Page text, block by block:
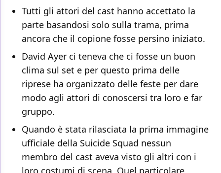
Tutti gli attori del cast hanno accettato la
parte basandosi solo sulla trama, prima
ancora che il copione fosse persino iniziato.
David Ayer ci teneva che ci fosse un buon
clima sul set e per questo prima delle
riprese ha organizzato delle feste per dare
modo agli attori di conoscersi tra loro e far
gruppo.
Quando è stata rilasciata la prima immagine
ufficiale della Suicide Squad nessun
membro del cast aveva visto gli altri con i